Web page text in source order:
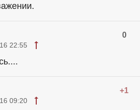
0
22:55
+1
09:20